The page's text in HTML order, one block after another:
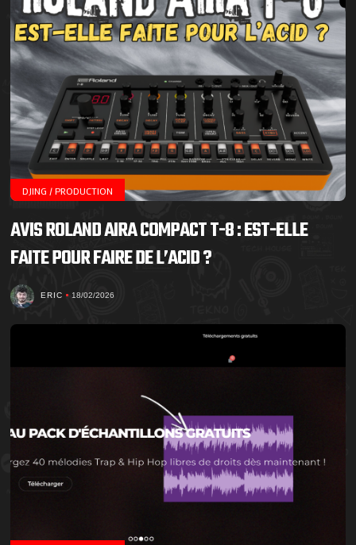
DJING / PRODUCTION
AVIS ROLAND AIRA COMPACT T-8 : EST-ELLE
FAITE POUR FAIRE DE L’ACID ?
ERIC 18/02/2026